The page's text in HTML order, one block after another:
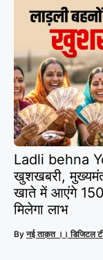
Ladli behna
खुशखबरी,
खाते में आएंगे
मिलेगा लाभ
Byनई ताक़त ।। डिजिटल